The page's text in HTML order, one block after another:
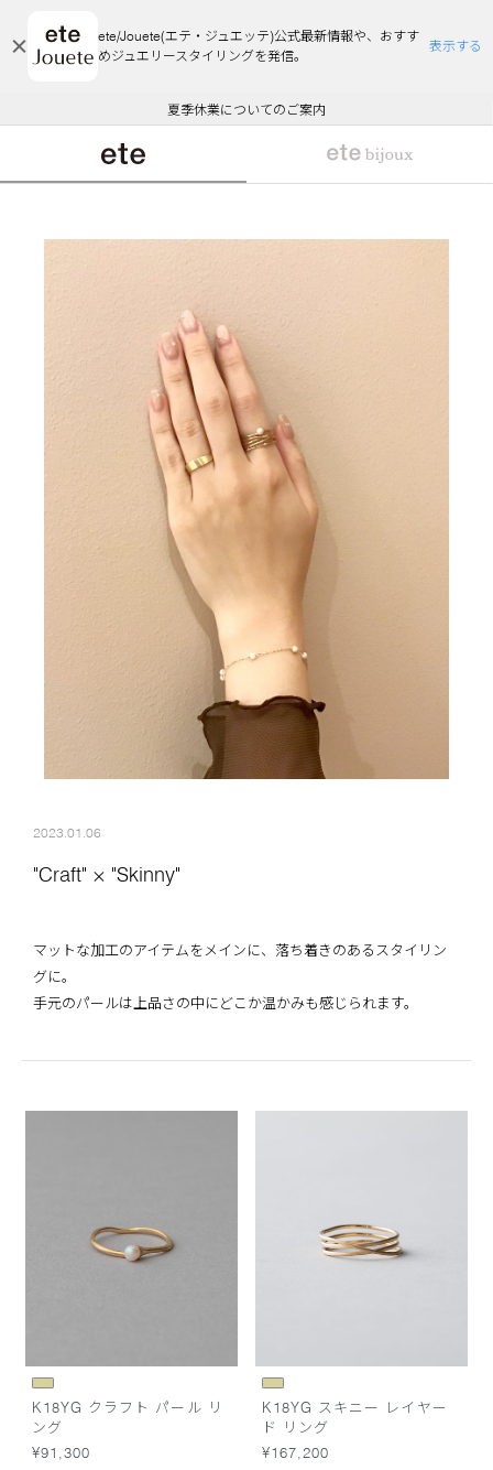
ete/Jouete(エテ・ジュエッテ)公式最新情報や、おすす
めジュエリースタイリングを発信。
表示する
エコラッピング及びエコポイント付与のご案内
ご注文いただいたお品物のお届け状況について
夏季休業についてのご案内
WEB Limited Items >>
採用のご案内
悪質な偽サイトにご注意ください
エコラッピング及びエコポイント付与のご案内
ご注文いただいたお品物のお届け状況について
2023.01.06
"Craft" × "Skinny"
マットな加工のアイテムをメインに、落ち着きのあるスタイリン
グに。
手元のパールは上品さの中にどこか温かみも感じられます。
K18YG クラフト パール リ
ング
¥91,300
K18YG スキニー レイヤー
ド リング
¥167,200